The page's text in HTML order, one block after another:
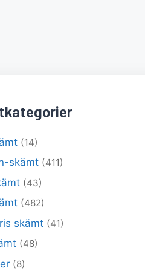
(14)
skämt (411)
(43)
(482)
skämt (41)
(48)
(8)